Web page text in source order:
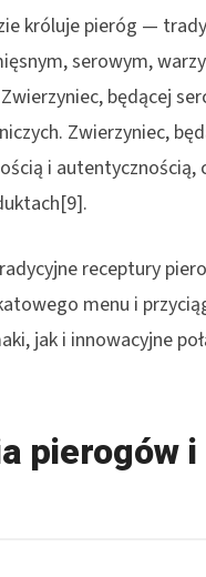
króluje pieróg —
serowym,
będącej
Zwierzyniec,
i
receptury
menu i
jak i innowacyjne
pierogów